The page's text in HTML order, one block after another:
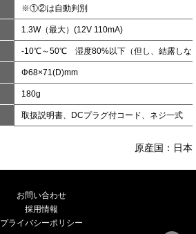
※①②は自動判別
1.3W（最大）(12V 110mA)
-10℃～50℃ 湿度80%以下（但し、結露しな
Φ68×71(D)mm
180g
取扱説明書、DCプラグ付コード、ネジ一式
原産国：日本
お問い合わせ
採用情報
プライバシーポリシー